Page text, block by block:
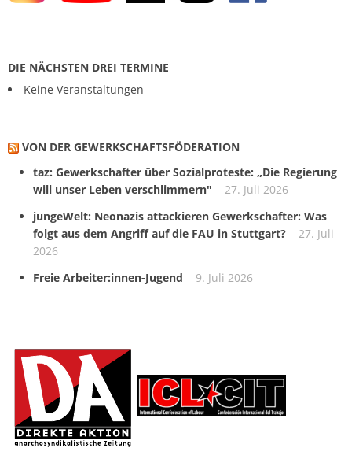
DIE NÄCHSTEN DREI TERMINE
Keine Veranstaltungen
VON DER GEWERKSCHAFTS­FÖDERATION
taz: Gewerkschafter über Sozialproteste: „Die Regierung
will unser Leben verschlimmern"
27. Juli 2026
jungeWelt: Neonazis attackieren Gewerkschafter: Was
folgt aus dem Angriff auf die FAU in Stuttgart?
27. Juli
2026
Freie Arbeiter:innen-Jugend
9. Juli 2026